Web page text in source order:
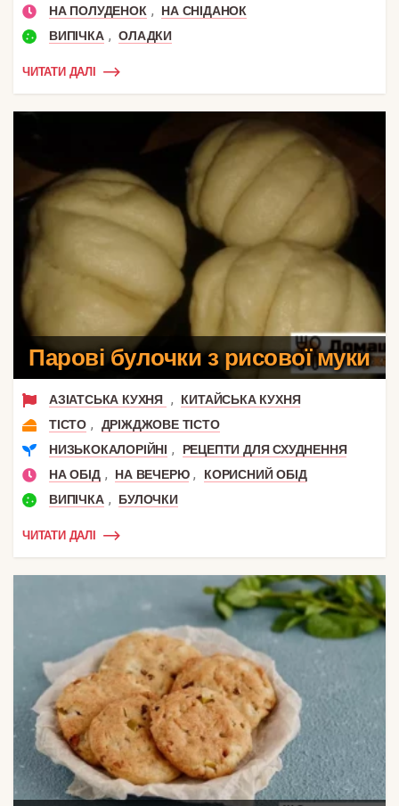
НА ПОЛУДЕНОК ,
НА СНІДАНОК
ВИПІЧКА , ОЛАДКИ
ЧИТАТИ ДАЛІ
Парові булочки з рисової муки
АЗІАТСЬКА КУХНЯ ,
КИТАЙСЬКА КУХНЯ
ТІСТО ,
ДРІЖДЖОВЕ ТІСТО
НИЗЬКОКАЛОРІЙНІ ,
РЕЦЕПТИ ДЛЯ СХУДНЕННЯ
НА ОБІД , НА ВЕЧЕРЮ ,
КОРИСНИЙ ОБІД
ВИПІЧКА , БУЛОЧКИ
ЧИТАТИ ДАЛІ